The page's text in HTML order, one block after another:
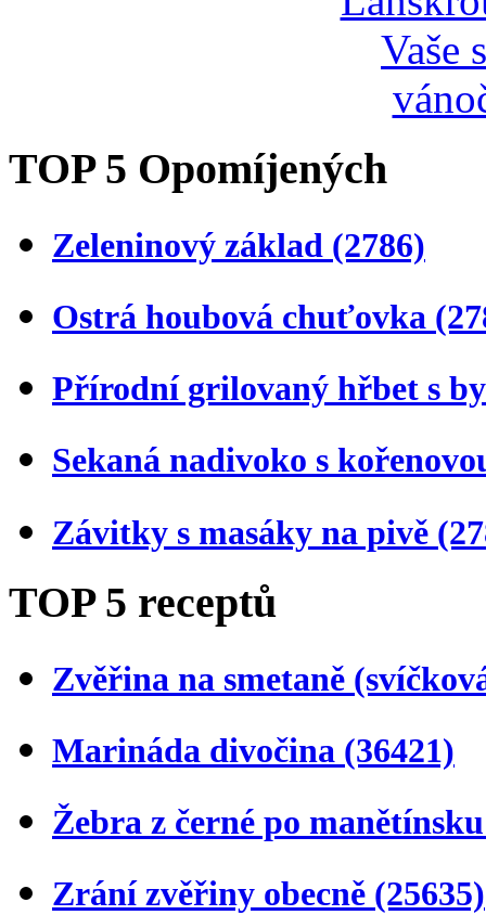
TOP 5 Opomíjených
Zeleninový základ (2786)
Ostrá houbová chuťovka
Přírodní grilovaný hřbet s
Sekaná nadivoko s
Závitky s masáky na pivě
TOP 5 receptů
Zvěřina na smetaně
Marináda divočina (36421)
Žebra z černé po
Zrání zvěřiny obecně (25635)